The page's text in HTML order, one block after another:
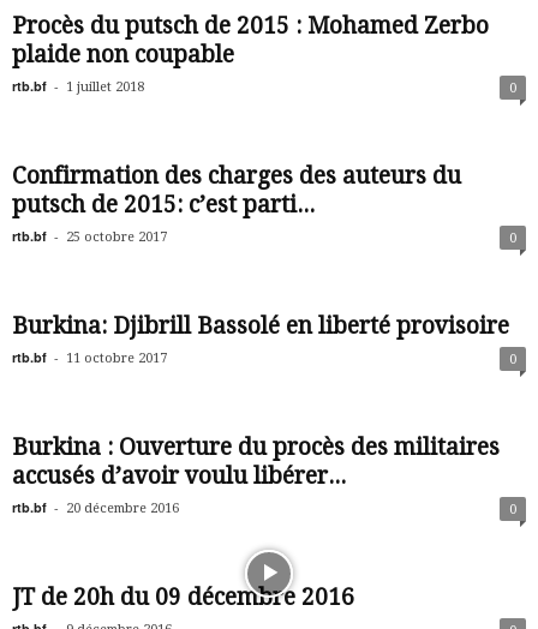
Procès du putsch de 2015 : Mohamed Zerbo
plaide non coupable
rtb.bf - 1 juillet 2018 0
Confirmation des charges des auteurs du
putsch de 2015: c’est parti...
rtb.bf - 25 octobre 2017 0
Burkina: Djibrill Bassolé en liberté provisoire
rtb.bf - 11 octobre 2017 0
Burkina : Ouverture du procès des militaires
accusés d’avoir voulu libérer...
rtb.bf - 20 décembre 2016 0
JT de 20h du 09 décembre 2016